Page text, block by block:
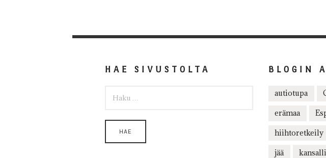
HAE SIVUSTOLTA BLOGIN
autiotupa
erämaa
hiihtoretkeily
jää